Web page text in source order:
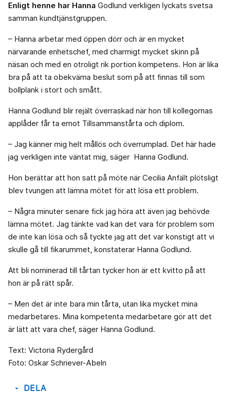
Enligt henne har Hanna Godlund verkligen lyckats svetsa
samman kundtjänstgruppen.
– Hanna arbetar med öppen dörr och är en mycket
närvarande enhetschef, med charmigt mycket skinn på
näsan och med en otroligt rik portion kompetens. Hon är lika
bra på att ta obekväma beslut som på att finnas till som
bollplank i stort och smått.
Hanna Godlund blir rejält överraskad när hon till kollegornas
applåder får ta emot Tillsammanstårta och diplom.
– Jag känner mig helt mållös och överrumplad. Det här hade
jag verkligen inte väntat mig, säger Hanna Godlund.
Hon berättar att hon satt på möte när Cecilia Anfält plötsligt
blev tvungen att lämna mötet för att lösa ett problem.
– Några minuter senare fick jag höra att även jag behövde
lämna mötet. Jag tänkte vad kan det vara för problem som
de inte kan lösa och så tyckte jag att det var konstigt att vi
skulle gå till fikarummet, konstaterar Hanna Godlund.
Att bli nominerad till tårtan tycker hon är ett kvitto på att
hon är på rätt spår.
– Men det är inte bara min tårta, utan lika mycket mina
medarbetares. Mina kompetenta medarbetare gör att det
är lätt att vara chef, säger Hanna Godlund.
Text: Victoria Rydergård
Foto: Oskar Schriever-Abeln
arrow_drop_down DELA